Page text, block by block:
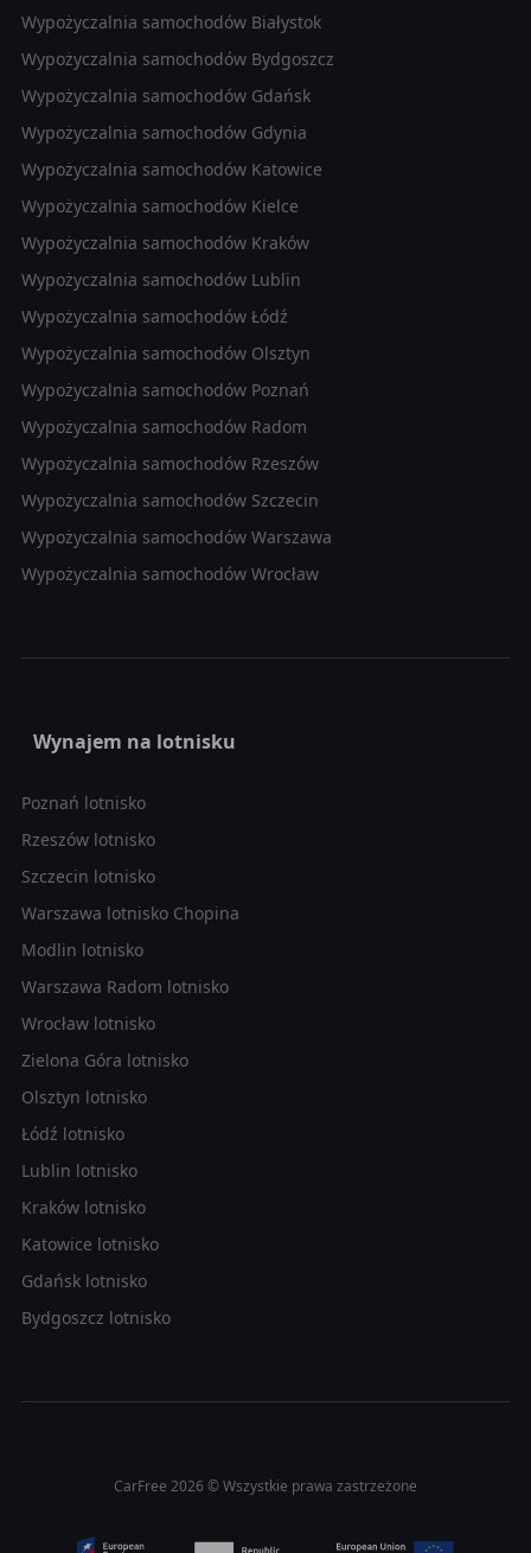
Wypożyczalnia samochodów Białystok
Wypożyczalnia samochodów Bydgoszcz
Wypożyczalnia samochodów Gdańsk
Wypożyczalnia samochodów Gdynia
Wypożyczalnia samochodów Katowice
Wypożyczalnia samochodów Kielce
Wypożyczalnia samochodów Kraków
Wypożyczalnia samochodów Lublin
Wypożyczalnia samochodów Łódź
Wypożyczalnia samochodów Olsztyn
Wypożyczalnia samochodów Poznań
Wypożyczalnia samochodów Radom
Wypożyczalnia samochodów Rzeszów
Wypożyczalnia samochodów Szczecin
Wypożyczalnia samochodów Warszawa
Wypożyczalnia samochodów Wrocław
Wynajem na lotnisku
Poznań lotnisko
Rzeszów lotnisko
Szczecin lotnisko
Warszawa lotnisko Chopina
Modlin lotnisko
Warszawa Radom lotnisko
Wrocław lotnisko
Zielona Góra lotnisko
Olsztyn lotnisko
Łódź lotnisko
Lublin lotnisko
Kraków lotnisko
Katowice lotnisko
Gdańsk lotnisko
Bydgoszcz lotnisko
CarFree 2026 © Wszystkie prawa zastrzeżone